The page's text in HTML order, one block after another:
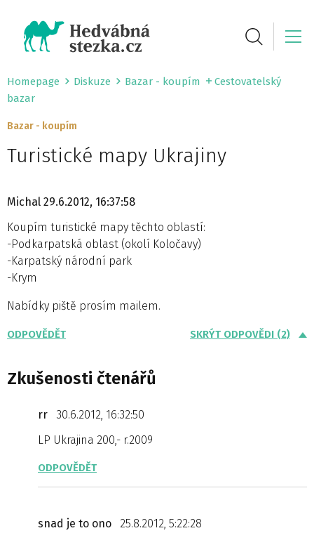
Homepage Diskuze Bazar - koupím
Cestovatelský
bazar
Bazar - koupím
Turistické mapy Ukrajiny
Michal 29.6.2012, 16:37:58
Koupím turistické mapy těchto oblastí:
-Podkarpatská oblast (okolí Koločavy)
-Karpatský národní park
-Krym
Nabídky piště prosím mailem.
ODPOVĚDĚT SKRÝT ODPOVĚDI (2)
Zkušenosti čtenářů
rr
30.6.2012, 16:32:50
LP Ukrajina 200,- r.2009
ODPOVĚDĚT
snad je to ono
25.8.2012, 5:22:28